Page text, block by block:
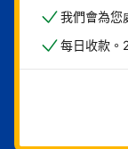
我們會為您
每日收款。